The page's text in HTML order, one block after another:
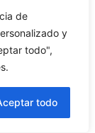
de
y
todo",
todo